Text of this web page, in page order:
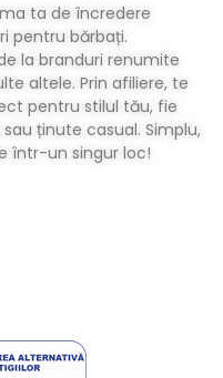
ta de încredere
pentru bărbați.
la branduri renumite
altele. Prin afiliere, te
pentru stilul tău, fie
ținute casual. Simplu,
într-un singur loc!